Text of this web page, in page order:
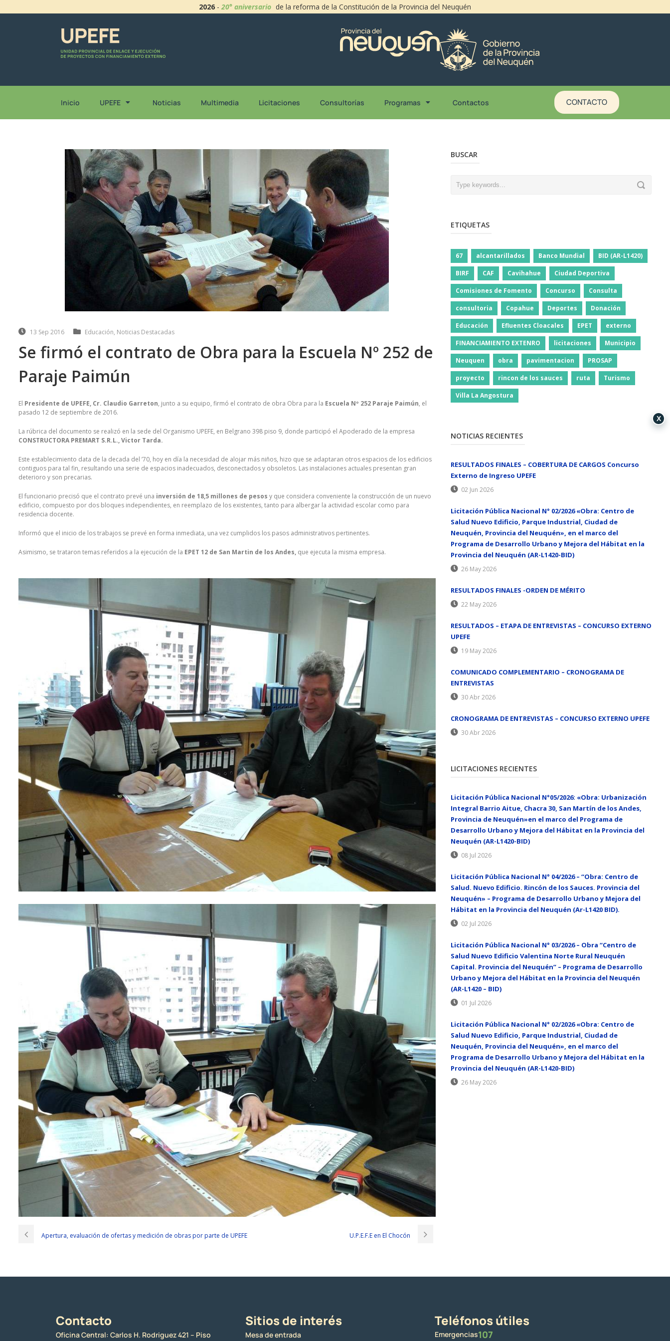
2026 -20° aniversario de la reforma de la Constitución de la Provincia del Neuquén
Inicio UPEFE Noticias Multimedia Licitaciones Consultorías Programas Contactos CONTACTO
13 Sep 2016 Educación, Noticias Destacadas
Se firmó el contrato de Obra para la Escuela Nº 252 de
Paraje Paimún
El Presidente de UPEFE, Cr. Claudio Garreton, junto a su equipo, firmó el contrato de obra Obra para la Escuela Nº 252 Paraje Paimún, el
pasado 12 de septiembre de 2016.
La rúbrica del documento se realizó en la sede del Organismo UPEFE, en Belgrano 398 piso 9, donde participó el Apoderado de la empresa
CONSTRUCTORA PREMART S.R.L., Victor Tarda.
Este establecimiento data de la decada del ’70, hoy en día la necesidad de alojar más niños, hizo que se adaptaran otros espacios de los edificios
contiguos para tal fin, resultando una serie de espacios inadecuados, desconectados y obsoletos. Las instalaciones actuales presentan gran
deterioro y son precarias.
El funcionario precisó que el contrato prevé una inversión de 18,5 millones de pesos y que considera conveniente la construcción de un nuevo
edificio, compuesto por dos bloques independientes, en reemplazo de los existentes, tanto para albergar la actividad escolar como para
residencia docente.
Informó que el inicio de los trabajos se prevé en forma inmediata, una vez cumplidos los pasos administrativos pertinentes.
Asimismo, se trataron temas referidos a la ejecución de la EPET 12 de San Martin de los Andes, que ejecuta la misma empresa.
Apertura, evaluación de ofertas y medición de obras por parte de UPEFE U.P.E.F.E en El Chocón
BUSCAR
ETIQUETAS
67 alcantarillados Banco Mundial BID (AR-L1420)
BIRF CAF Cavihahue Ciudad Deportiva
Comisiones de Fomento Concurso Consulta
consultoria Copahue Deportes Donación
Educación Efluentes Cloacales EPET externo
FINANCIAMIENTO EXTENRO licitaciones Municipio
Neuquen obra pavimentacion PROSAP
proyecto rincon de los sauces ruta Turismo
Villa La Angostura
NOTICIAS RECIENTES
RESULTADOS FINALES – COBERTURA DE CARGOS Concurso
Externo de Ingreso UPEFE
02 Jun 2026
Licitación Pública Nacional N° 02/2026 «Obra: Centro de
Salud Nuevo Edificio, Parque Industrial, Ciudad de
Neuquén, Provincia del Neuquén», en el marco del
Programa de Desarrollo Urbano y Mejora del Hábitat en la
Provincia del Neuquén (AR-L1420-BID)
26 May 2026
RESULTADOS FINALES -ORDEN DE MÉRITO
22 May 2026
RESULTADOS – ETAPA DE ENTREVISTAS – CONCURSO EXTERNO
UPEFE
19 May 2026
COMUNICADO COMPLEMENTARIO – CRONOGRAMA DE
ENTREVISTAS
30 Abr 2026
CRONOGRAMA DE ENTREVISTAS – CONCURSO EXTERNO UPEFE
30 Abr 2026
LICITACIONES RECIENTES
Licitación Pública Nacional N°05/2026: «Obra: Urbanización
Integral Barrio Aitue, Chacra 30, San Martín de los Andes,
Provincia de Neuquén»en el marco del Programa de
Desarrollo Urbano y Mejora del Hábitat en la Provincia del
Neuquén (AR-L1420-BID)
08 Jul 2026
Licitación Pública Nacional N° 04/2026 – “Obra: Centro de
Salud. Nuevo Edificio. Rincón de los Sauces. Provincia del
Neuquén» – Programa de Desarrollo Urbano y Mejora del
Hábitat en la Provincia del Neuquén (Ar-L1420 BID).
02 Jul 2026
Licitación Pública Nacional N° 03/2026 – Obra “Centro de
Salud Nuevo Edificio Valentina Norte Rural Neuquén
Capital. Provincia del Neuquén” – Programa de Desarrollo
Urbano y Mejora del Hábitat en la Provincia del Neuquén
(AR-L1420 – BID)
01 Jul 2026
Licitación Pública Nacional N° 02/2026 «Obra: Centro de
Salud Nuevo Edificio, Parque Industrial, Ciudad de
Neuquén, Provincia del Neuquén», en el marco del
Programa de Desarrollo Urbano y Mejora del Hábitat en la
Provincia del Neuquén (AR-L1420-BID)
26 May 2026
Contacto
Oficina Central: Carlos H. Rodriguez 421 – Piso
Sitios de interés
Mesa de entrada
Teléfonos útiles
Emergencias107
X